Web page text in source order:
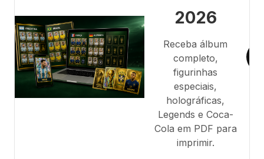
2026
Receba álbum
completo,
figurinhas
especiais,
holográficas,
Legends e Coca-
Cola em PDF para
imprimir.